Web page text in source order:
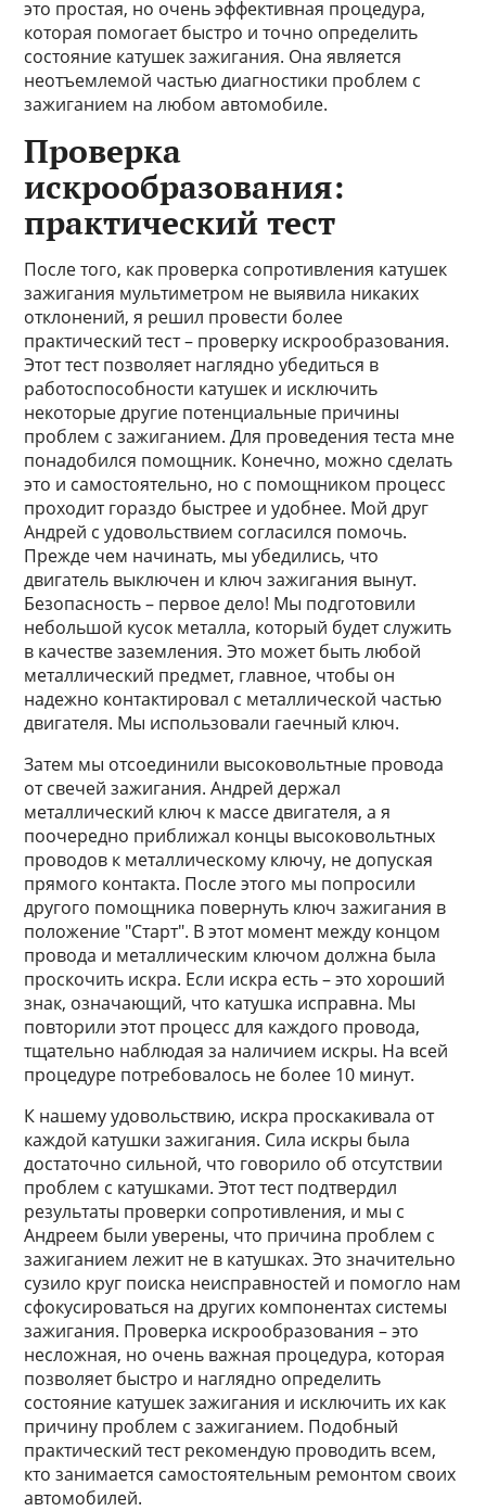
это простая, но очень эффективная процедура,
которая помогает быстро и точно определить
состояние катушек зажигания. Она является
неотъемлемой частью диагностики проблем с
зажиганием на любом автомобиле.
Проверка
искрообразования:
практический тест
После того, как проверка сопротивления катушек
зажигания мультиметром не выявила никаких
отклонений, я решил провести более
практический тест – проверку искрообразования.
Этот тест позволяет наглядно убедиться в
работоспособности катушек и исключить
некоторые другие потенциальные причины
проблем с зажиганием. Для проведения теста мне
понадобился помощник. Конечно, можно сделать
это и самостоятельно, но с помощником процесс
проходит гораздо быстрее и удобнее. Мой друг
Андрей с удовольствием согласился помочь.
Прежде чем начинать, мы убедились, что
двигатель выключен и ключ зажигания вынут.
Безопасность – первое дело! Мы подготовили
небольшой кусок металла, который будет служить
в качестве заземления. Это может быть любой
металлический предмет, главное, чтобы он
надежно контактировал с металлической частью
двигателя. Мы использовали гаечный ключ.
Затем мы отсоединили высоковольтные провода
от свечей зажигания. Андрей держал
металлический ключ к массе двигателя, а я
поочередно приближал концы высоковольтных
проводов к металлическому ключу, не допуская
прямого контакта. После этого мы попросили
другого помощника повернуть ключ зажигания в
положение "Старт". В этот момент между концом
провода и металлическим ключом должна была
проскочить искра. Если искра есть – это хороший
знак, означающий, что катушка исправна. Мы
повторили этот процесс для каждого провода,
тщательно наблюдая за наличием искры. На всей
процедуре потребовалось не более 10 минут.
К нашему удовольствию, искра проскакивала от
каждой катушки зажигания. Сила искры была
достаточно сильной, что говорило об отсутствии
проблем с катушками. Этот тест подтвердил
результаты проверки сопротивления, и мы с
Андреем были уверены, что причина проблем с
зажиганием лежит не в катушках. Это значительно
сузило круг поиска неисправностей и помогло нам
сфокусироваться на других компонентах системы
зажигания. Проверка искрообразования – это
несложная, но очень важная процедура, которая
позволяет быстро и наглядно определить
состояние катушек зажигания и исключить их как
причину проблем с зажиганием. Подобный
практический тест рекомендую проводить всем,
кто занимается самостоятельным ремонтом своих
автомобилей.